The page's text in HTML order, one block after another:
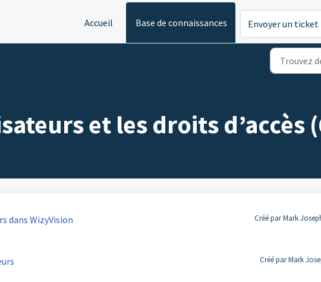
Accueil Base de connaissances Envoyer un ticket
et les droits d’accès
dans WizyVision
Créé par Mark
Créé par Mark